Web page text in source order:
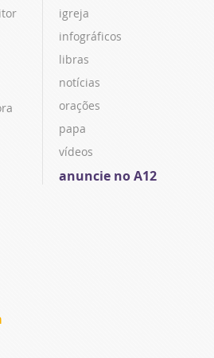
igreja
infográficos
libras
notícias
orações
papa
vídeos
anuncie no A12